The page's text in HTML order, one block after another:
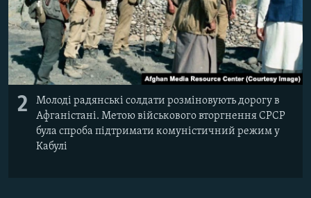
2
Молоді радянські солдати розміновують дорогу в
Афганістані. Метою військового вторгнення СРСР
була спроба підтримати комуністичний режим у
Кабулі